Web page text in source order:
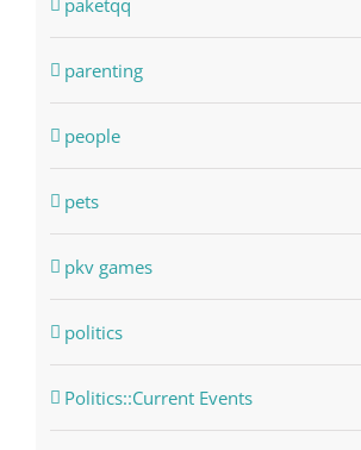
paketqq
parenting
people
pets
pkv games
politics
Politics::Current Events